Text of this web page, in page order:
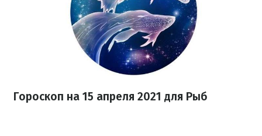
Гороскоп на 15 апреля 2021 для Рыб